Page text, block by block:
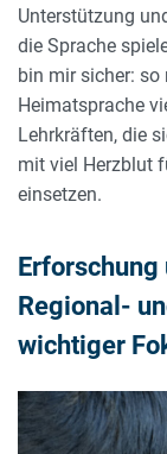
Unterstützung
die Sprache
bin mir sicher: so
Heimatsprache
Lehrkräften, die
mit viel Herzblut
einsetzen.
Regional-
wichtiger